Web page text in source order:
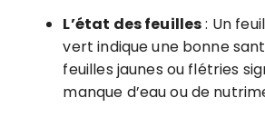
L’état des feuilles: Un
vert indique une bonne
feuilles jaunes ou flétries
manque d’eau ou de